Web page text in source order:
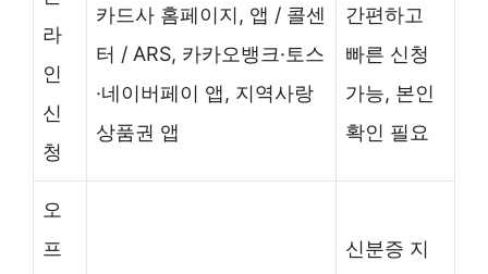
라
인
신
청
카드사 홈페이지, 앱 / 콜센
터 / ARS, 카카오뱅크·토스
·네이버페이 앱, 지역사랑
상품권 앱
간편하고
빠른 신청
가능, 본인
확인 필요
오
프
신분증 지